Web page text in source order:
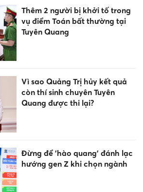
Thêm 2 người bị khởi tố trong
vụ điểm Toán bất thường tại
Tuyên Quang
Vì sao Quảng Trị hủy kết quả
còn thí sinh chuyên Tuyên
Quang được thi lại?
Đừng để 'hào quang' đánh lạc
hướng gen Z khi chọn ngành